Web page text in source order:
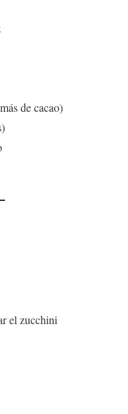
de cacao)
el zucchini